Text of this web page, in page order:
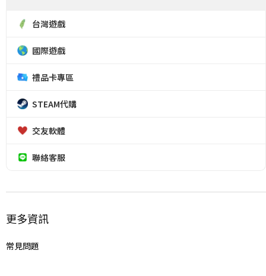
台灣遊戲
國際遊戲
禮品卡專區
STEAM代購
交友軟體
聯絡客服
更多資訊
常見問題